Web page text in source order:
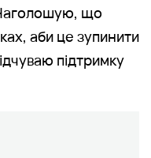
що
аби це зупинити
підтримку